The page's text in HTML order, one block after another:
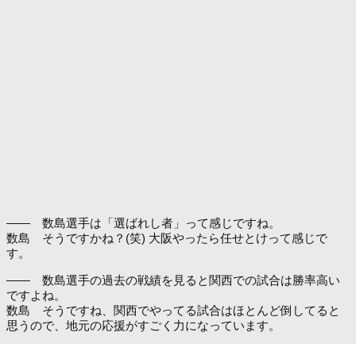
―― 数島選手は「選ばれし者」って感じですね。
数島 そうですかね？(笑) 大阪やったら任せとけって感じで
す。
―― 数島選手の過去の戦績を見ると関西での試合は勝率高い
ですよね。
数島 そうですね、関西でやってる試合はほとんど倒してると
思うので、地元の応援がすごく力になっています。